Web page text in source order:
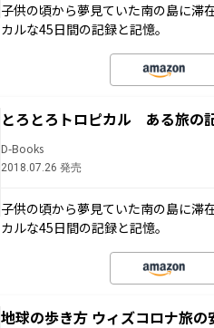
子供の頃から夢見ていた南の島に滞
カルな45日間の記録と記憶。
とろとろトロピカル ある旅の
D-Books
2018.07.26 発売
子供の頃から夢見ていた南の島に滞
カルな45日間の記録と記憶。
地球の歩き方 ウィズコロナ旅の